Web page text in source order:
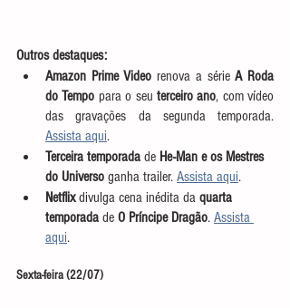
Outros destaques:
Amazon Prime Video renova a série A Roda
do Tempo para o seu terceiro ano, com vídeo
Assista aqui.
Terceira temporada de He-Man e os Mestres
do Universo ganha trailer. Assista aqui.
Netflix divulga cena inédita da quarta
temporada de O Príncipe Dragão. Assista
aqui.
Sexta-feira (22/07)